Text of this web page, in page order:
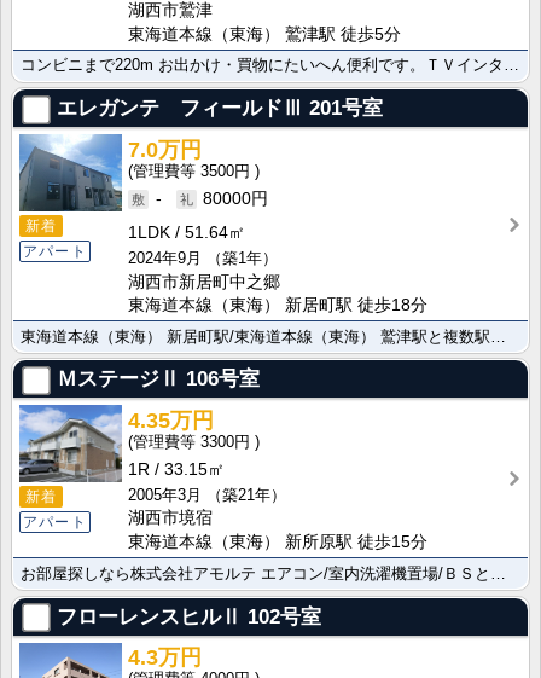
湖西市鷲津
東海道本線（東海） 鷲津駅 徒歩5分
コンビニまで220m お出かけ・買物にたいへん便利です。ＴＶインターホン/洗面所独立/浴室乾燥で快適･･･
エレガンテ フィールドⅢ 201号室
新着
アパート
7.0万円
3500円
-
80000円
1LDK
51.64㎡
2024年9月
（築1年）
湖西市新居町中之郷
東海道本線（東海） 新居町駅 徒歩18分
ＭステージⅡ 106号室
新着
アパート
4.35万円
3300円
1R
33.15㎡
2005年3月
（築21年）
湖西市境宿
東海道本線（東海） 新所原駅 徒歩15分
フローレンスヒルⅡ 102号室
4.3万円